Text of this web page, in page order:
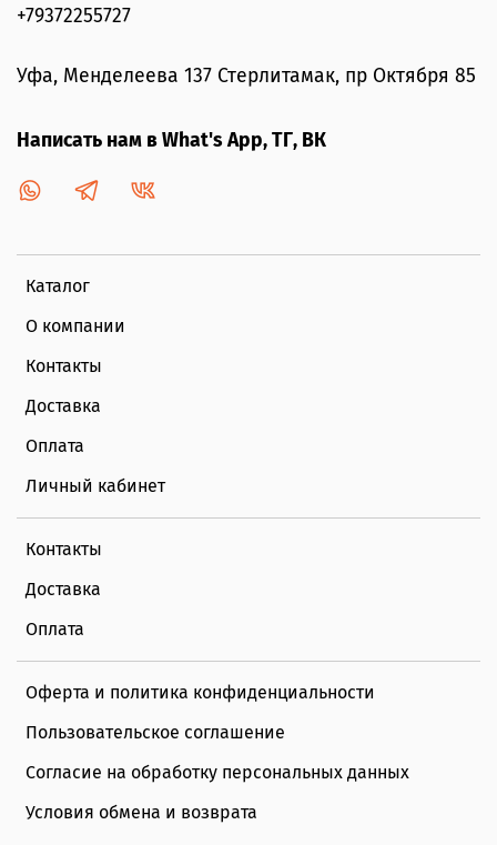
Каталог
О компании
Контакты
Доставка
Оплата
Личный кабинет
Контакты
Доставка
Оплата
Оферта и политика конфиденциальности
Пользовательское соглашение
Согласие на обработку персональных данных
Условия обмена и возврата
+79372255727
Уфа, Менделеева 137 Стерлитамак, пр Октября 85
Написать нам в What's App, ТГ, ВК